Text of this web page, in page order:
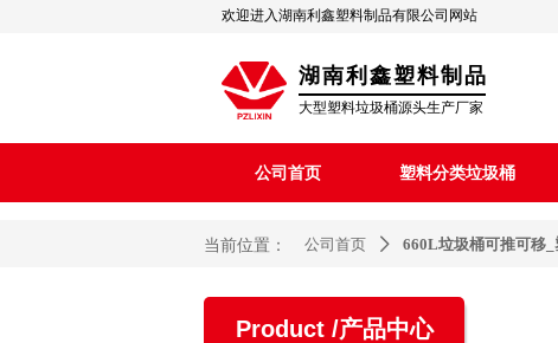
湖南利鑫塑料制品
大型塑料垃圾桶源头生产厂家
公司首页 塑料分类垃圾桶
欢迎进入湖南利鑫塑料制品有限公司网站
当前位置： 公司首页 ꄲ 660L垃圾桶可推可移
Product /产品中心